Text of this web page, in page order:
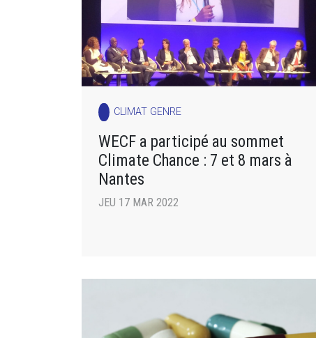
CLIMAT GENRE
WECF a participé au sommet
Climate Chance : 7 et 8 mars à
Nantes
JEU 17 MAR 2022